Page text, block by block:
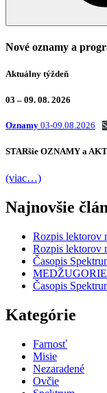
Nové oznamy a
Aktuálny týždeň
03 – 09. 08. 2026
Oznamy 03-09.08.2026
STARšie OZNAMY a
(viac…)
Najnovšie
Rozpis lektorov
Rozpis lektorov
Časopis
MEDŽUGORIE
Časopis
Kategórie
Farnosť
Misie
Nezaradené
Ovčie